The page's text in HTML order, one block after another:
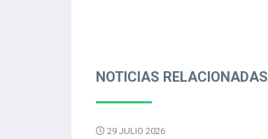
NOTICIAS RELACIONADAS
29 JULIO 2026